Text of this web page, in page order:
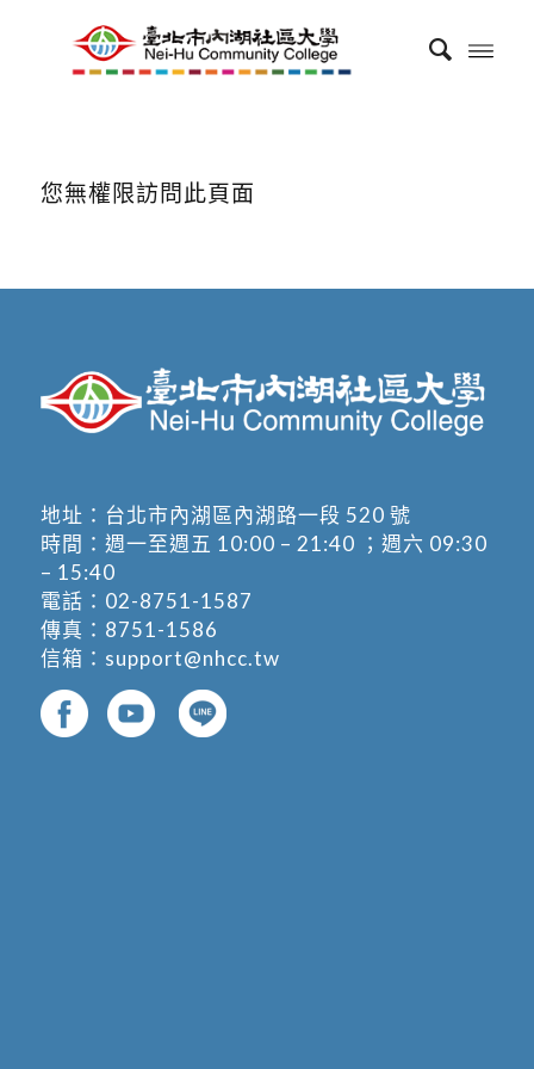
您無權限訪問此頁面
地址： 台北市內湖區內湖路一段 520 號
時間：週一至週五 10:00 – 21:40 ；週六 09:30
– 15:40
電話： 02-8751-1587
傳真：8751-1586
信箱： support@nhcc.tw